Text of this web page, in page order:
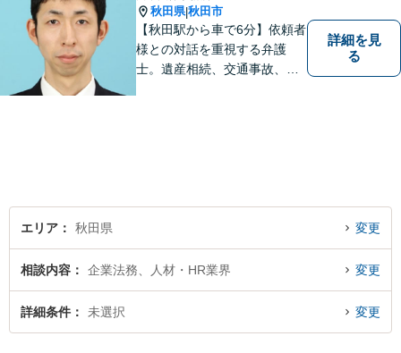
秋田県|秋田市
【秋田駅から車で6分】依頼者
様との対話を重視する弁護
士。遺産相続、交通事故、離
詳細を見
る
エリア 秋田県 変更
相談内容 企業法務、人材・HR業界 変更
詳細条件 未選択 変更